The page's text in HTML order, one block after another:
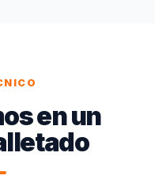
en un